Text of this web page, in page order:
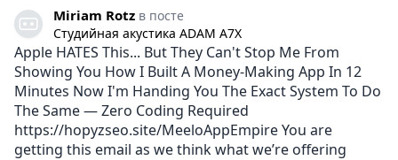
Miriam Rotz в посте
Студийная акустика ADAM A7X
Apple HATES This... But They Can't Stop Me From
Showing You How I Built A Money-Making App In 12
Minutes Now I'm Handing You The Exact System To Do
The Same — Zero Coding Required
https://hopyzseo.site/MeeloAppEmpire You are
getting this email as we think what we’re offering